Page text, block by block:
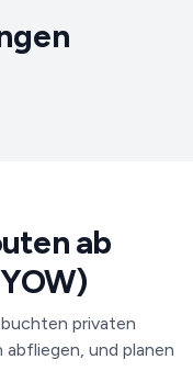
ab
privaten
und planen